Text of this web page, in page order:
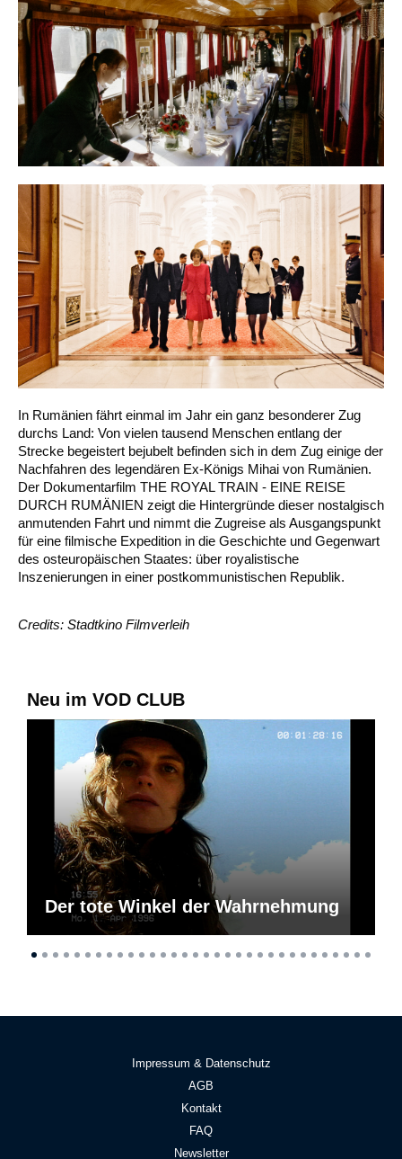
In Rumänien fährt einmal im Jahr ein ganz besonderer Zug
durchs Land: Von vielen tausend Menschen entlang der
Strecke begeistert bejubelt befinden sich in dem Zug einige der
Nachfahren des legendären Ex-Königs Mihai von Rumänien.
Der Dokumentarfilm THE ROYAL TRAIN - EINE REISE
DURCH RUMÄNIEN zeigt die Hintergründe dieser nostalgisch
anmutenden Fahrt und nimmt die Zugreise als Ausgangspunkt
für eine filmische Expedition in die Geschichte und Gegenwart
des osteuropäischen Staates: über royalistische
Inszenierungen in einer postkommunistischen Republik.
Credits: Stadtkino Filmverleih
Neu im VOD CLUB
Der tote Winkel der Wahrnehmung
Impressum & Datenschutz
AGB
Kontakt
FAQ
Newsletter